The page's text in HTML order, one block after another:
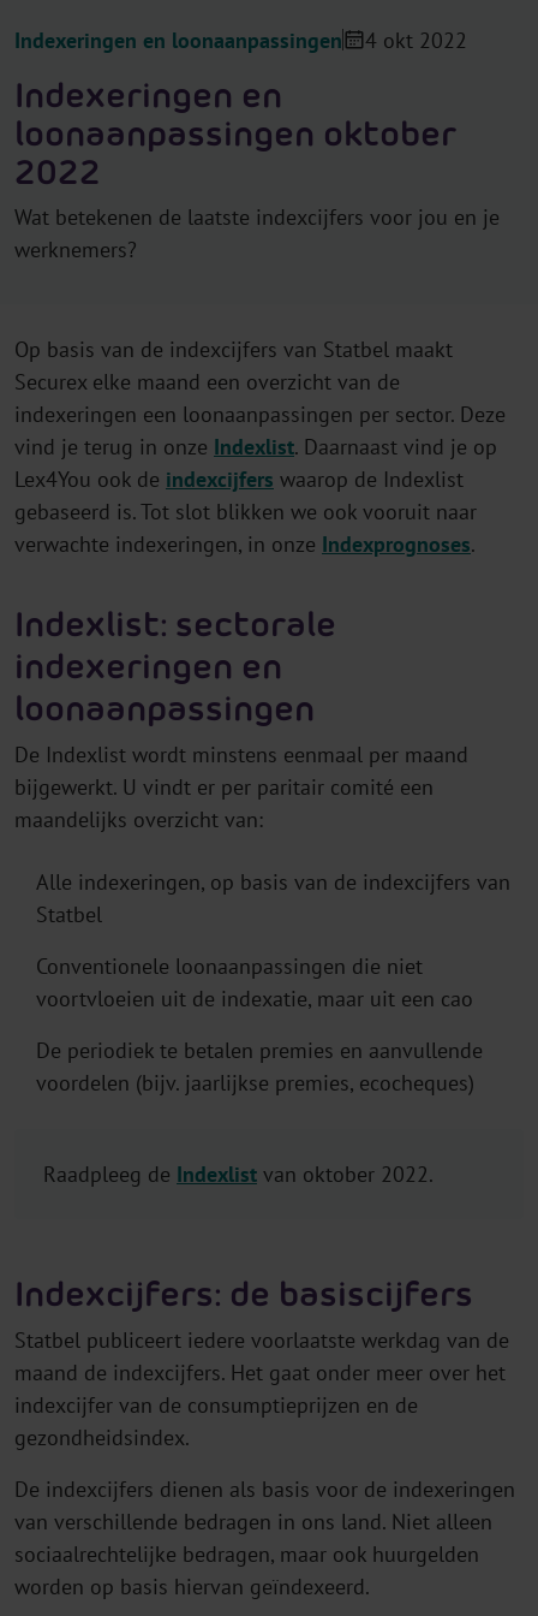
Indexeringen en loonaanpassingen 4 okt 2022
Indexeringen en
loonaanpassingen oktober
2022
Wat betekenen de laatste indexcijfers voor jou en je
werknemers?
Op basis van de indexcijfers van Statbel maakt
Securex elke maand een overzicht van de
indexeringen een loonaanpassingen per sector. Deze
vind je terug in onze Indexlist. Daarnaast vind je op
Lex4You ook de indexcijfers waarop de Indexlist
gebaseerd is. Tot slot blikken we ook vooruit naar
verwachte indexeringen, in onze Indexprognoses.
Indexlist: sectorale
indexeringen en
loonaanpassingen
De Indexlist wordt minstens eenmaal per maand
bijgewerkt. U vindt er per paritair comité een
maandelijks overzicht van:
Alle indexeringen, op basis van de indexcijfers van
Statbel
Conventionele loonaanpassingen die niet
voortvloeien uit de indexatie, maar uit een cao
De periodiek te betalen premies en aanvullende
voordelen (bijv. jaarlijkse premies, ecocheques)
Raadpleeg de Indexlist van oktober 2022.
Indexcijfers: de basiscijfers
Statbel publiceert iedere voorlaatste werkdag van de
maand de indexcijfers. Het gaat onder meer over het
indexcijfer van de consumptieprijzen en de
gezondheidsindex.
De indexcijfers dienen als basis voor de indexeringen
van verschillende bedragen in ons land. Niet alleen
sociaalrechtelijke bedragen, maar ook huurgelden
worden op basis hiervan geïndexeerd.